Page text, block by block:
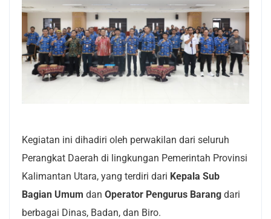
Kegiatan ini dihadiri oleh perwakilan dari seluruh
Perangkat Daerah di lingkungan Pemerintah Provinsi
Kalimantan Utara, yang terdiri dari Kepala Sub
Bagian Umum dan Operator Pengurus Barang dari
berbagai Dinas, Badan, dan Biro.